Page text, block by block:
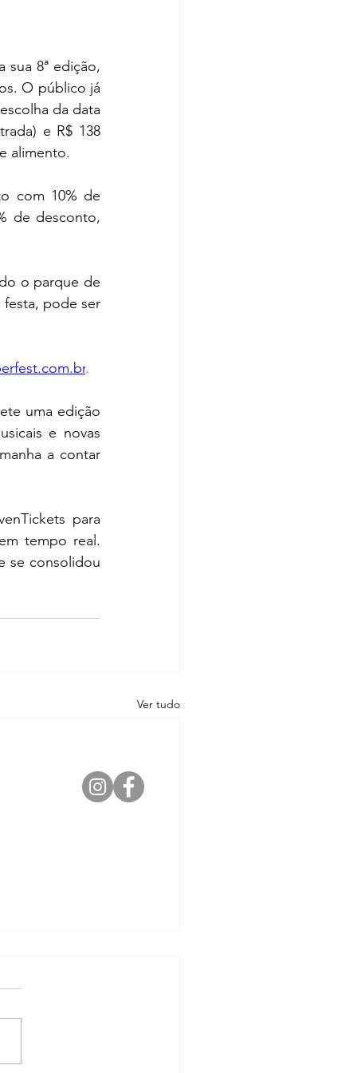
sua 8ª edição,
O público já
da data
e R$ 138
alimento.
com 10% de
de desconto,
o parque de
pode ser
.
uma edição
e novas
a contar
para
tempo real.
se consolidou
Ver tudo